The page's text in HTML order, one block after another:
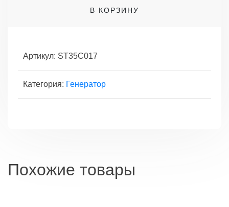
восстановленный
В КОРЗИНУ
Артикул: ST35C017
Категория: Генератор
Похожие товары